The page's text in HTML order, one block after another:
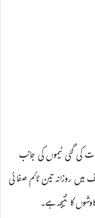
کی گئی ٹیموں کی جانب
روزانہ تین ٹائم صفائی
کا نتیجہ ہے۔